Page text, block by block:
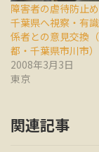
障害者の虐待防止め
千葉県へ視察・有
係者との意見交換
都・千葉県市川市）
2008年3月3日
東京
関連記事